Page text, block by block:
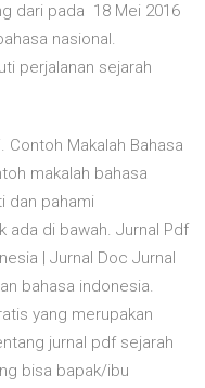
dari pada 18 Mei 2016
nasional.
perjalanan sejarah
Makalah Bahasa
makalah bahasa
dan pahami
ada di bawah. Jurnal Pdf
| Jurnal Doc Jurnal
bahasa indonesia.
yang merupakan
jurnal pdf sejarah
bisa bapak/ibu